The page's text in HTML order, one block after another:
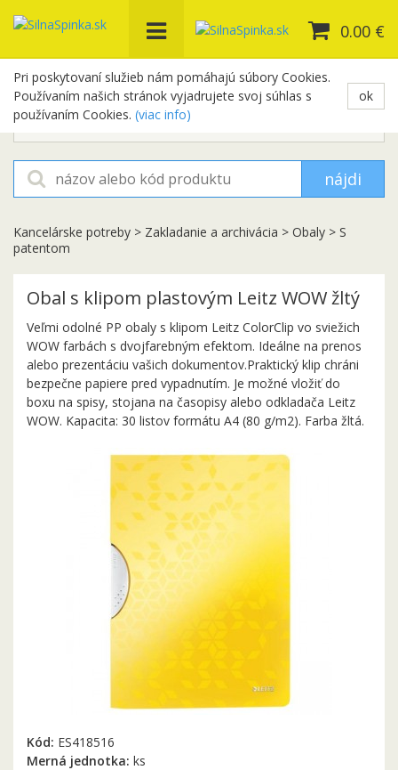
Pri poskytovaní služieb nám pomáhajú súbory Cookies.
Používaním našich stránok vyjadrujete svoj súhlas s
používaním Cookies. (viac info)
ok
0.00 €
+421 948 654 329
objednavky@silnaspinka.sk
nájdi
Kancelárske potreby > Zakladanie a archivácia > Obaly > S
patentom
Obal s klipom plastovým Leitz WOW žltý
Veľmi odolné PP obaly s klipom Leitz ColorClip vo sviežich
WOW farbách s dvojfarebným efektom. Ideálne na prenos
alebo prezentáciu vašich dokumentov.Praktický klip chráni
bezpečne papiere pred vypadnutím. Je možné vložiť do
boxu na spisy, stojana na časopisy alebo odkladača Leitz
WOW. Kapacita: 30 listov formátu A4 (80 g/m2). Farba žltá.
Kód: ES418516
Merná jednotka: ks